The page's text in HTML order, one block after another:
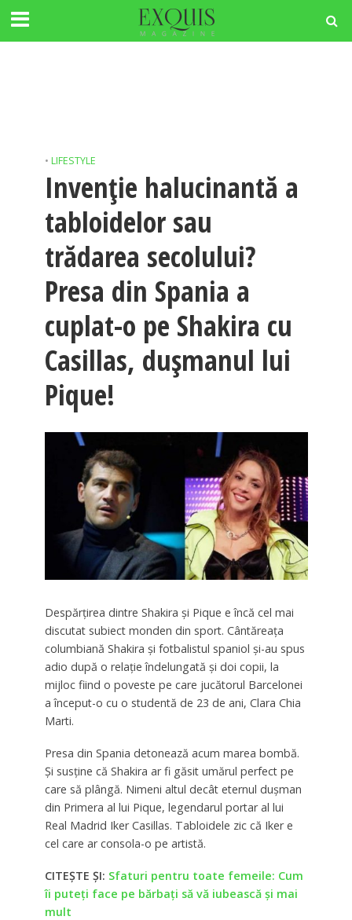
• LIFESTYLE
Invenție halucinantă a
tabloidelor sau
trădarea secolului?
Presa din Spania a
cuplat-o pe Shakira cu
Casillas, dușmanul lui
Pique!
Despărțirea dintre Shakira și Pique e încă cel mai
discutat subiect monden din sport. Cântăreața
columbiană Shakira și fotbalistul spaniol și-au spus
adio după o relație îndelungată și doi copii, la
mijloc fiind o poveste pe care jucătorul Barcelonei
a început-o cu o studentă de 23 de ani, Clara Chia
Marti.
Presa din Spania detonează acum marea bombă.
Și susține că Shakira ar fi găsit umărul perfect pe
care să plângă. Nimeni altul decât eternul dușman
din Primera al lui Pique, legendarul portar al lui
Real Madrid Iker Casillas. Tabloidele zic că Iker e
cel care ar consola-o pe artistă.
CITEȘTE ȘI: Sfaturi pentru toate femeile: Cum
îi puteţi face pe bărbaţi să vă iubească şi mai
mult